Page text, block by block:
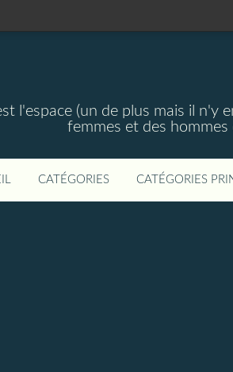
l'espace (un de plus mais il n'y
femmes et des
CATÉGORIES CATÉGORIES